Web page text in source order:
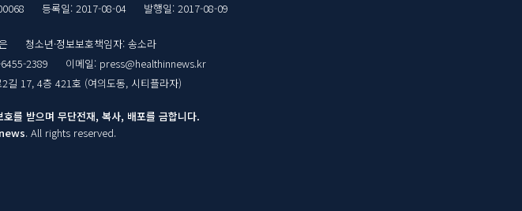
등록일: 2017-08-04 발행일: 2017-08-09
청소년·정보보호책임자: 송소라
2389
이메일: press@healthinnews.kr
길 17, 4층 421호 (여의도동, 시티플라자)
를 받으며 무단전재, 복사, 배포를 금합니다.
. All rights reserved.